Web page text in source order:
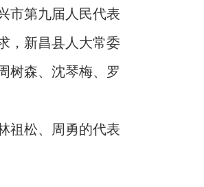
市第九届人民代表
，新昌县人大常委
树森、沈琴梅、罗
祖松、周勇的代表